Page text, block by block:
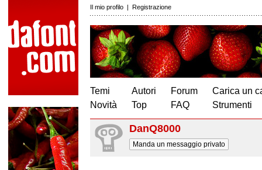
Il mio profilo | Registrazione
Temi
Novità
Autori
Top
Forum
FAQ
Carica un
Strumenti
DanQ8000
Manda un messaggio privato